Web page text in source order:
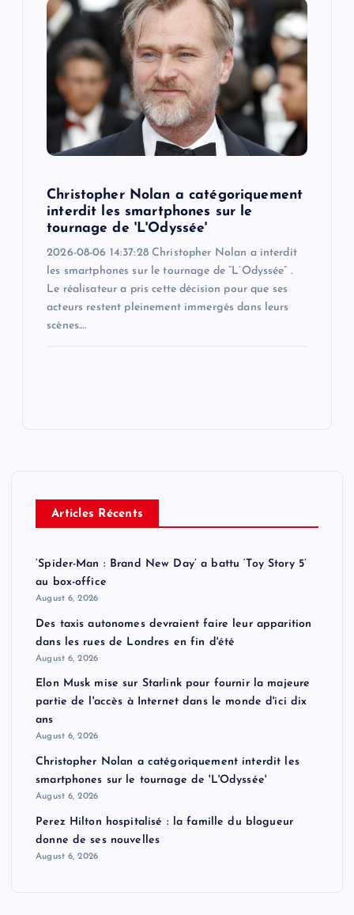
Christopher Nolan a catégoriquement
interdit les smartphones sur le
tournage de 'L'Odyssée'
2026-08-06 14:37:28 Christopher Nolan a interdit
les smartphones sur le tournage de “L’Odyssée” .
Le réalisateur a pris cette décision pour que ses
acteurs restent pleinement immergés dans leurs
scènes.…
Articles Récents
‘Spider-Man : Brand New Day’ a battu ‘Toy Story 5’
au box-office
August 6, 2026
Des taxis autonomes devraient faire leur apparition
dans les rues de Londres en fin d'été
August 6, 2026
Elon Musk mise sur Starlink pour fournir la majeure
partie de l'accès à Internet dans le monde d'ici dix
ans
August 6, 2026
Christopher Nolan a catégoriquement interdit les
smartphones sur le tournage de 'L'Odyssée'
August 6, 2026
Perez Hilton hospitalisé : la famille du blogueur
donne de ses nouvelles
August 6, 2026